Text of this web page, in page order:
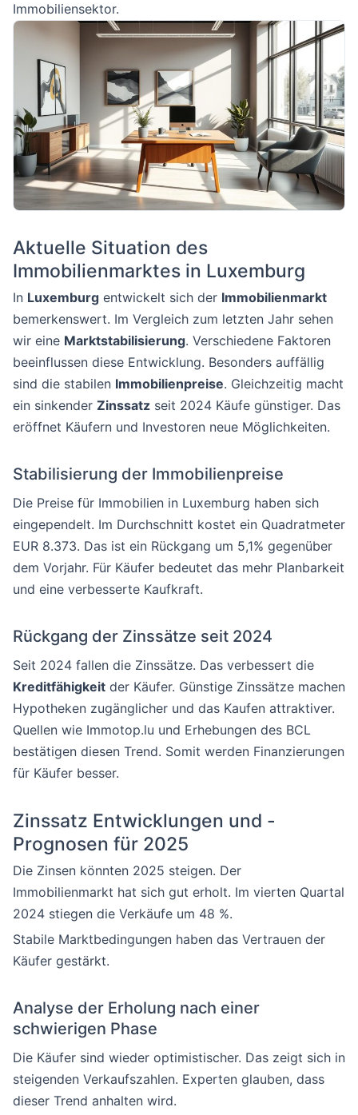
Immobiliensektor.
Aktuelle Situation des
Immobilienmarktes in Luxemburg
In Luxemburg entwickelt sich der Immobilienmarkt
bemerkenswert. Im Vergleich zum letzten Jahr sehen
wir eine Marktstabilisierung. Verschiedene Faktoren
beeinflussen diese Entwicklung. Besonders auffällig
sind die stabilen Immobilienpreise. Gleichzeitig macht
ein sinkender Zinssatz seit 2024 Käufe günstiger. Das
eröffnet Käufern und Investoren neue Möglichkeiten.
Stabilisierung der Immobilienpreise
Die Preise für Immobilien in Luxemburg haben sich
eingependelt. Im Durchschnitt kostet ein Quadratmeter
EUR 8.373. Das ist ein Rückgang um 5,1% gegenüber
dem Vorjahr. Für Käufer bedeutet das mehr Planbarkeit
und eine verbesserte Kaufkraft.
Rückgang der Zinssätze seit 2024
Seit 2024 fallen die Zinssätze. Das verbessert die
Kreditfähigkeit der Käufer. Günstige Zinssätze machen
Hypotheken zugänglicher und das Kaufen attraktiver.
Quellen wie Immotop.lu und Erhebungen des BCL
bestätigen diesen Trend. Somit werden Finanzierungen
für Käufer besser.
Zinssatz Entwicklungen und -
Prognosen für 2025
Die Zinsen könnten 2025 steigen. Der
Immobilienmarkt hat sich gut erholt. Im vierten Quartal
2024 stiegen die Verkäufe um 48 %.
Stabile Marktbedingungen haben das Vertrauen der
Käufer gestärkt.
Analyse der Erholung nach einer
schwierigen Phase
Die Käufer sind wieder optimistischer. Das zeigt sich in
steigenden Verkaufszahlen. Experten glauben, dass
dieser Trend anhalten wird.